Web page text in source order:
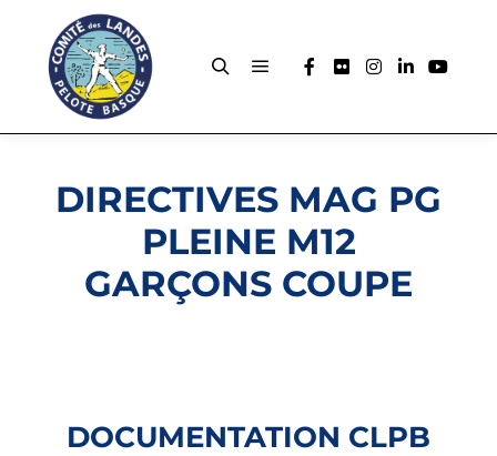
DIRECTIVES MAG PG
PLEINE M12
GARÇONS COUPE
DOCUMENTATION CLPB